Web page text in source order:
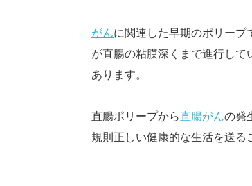
がんに関連した早期のポリー
が直腸の粘膜深くまで進行し
あります。
直腸ポリープから直腸がんの発
規則正しい健康的な生活を送る